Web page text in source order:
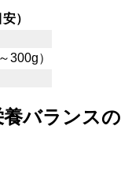
）
300g）
バランスの